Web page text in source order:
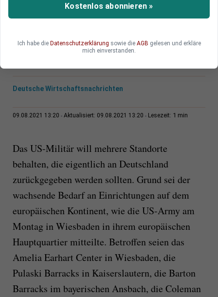
Das US-Militär will mehrere Standorte behalten,
die eigentlich an Deutschland zurückgegeben
anstehende Basis reaktiviert.
Deutsche Wirtschaftsnachrichten
09.08.2021 13:20 Aktualisiert: 09.08.2021 13:20 Lesezeit: 1 min
Das US-Militär will mehrere Standorte
behalten, die eigentlich an Deutschland
zurückgegeben werden sollten. Grund sei der
wachsende Bedarf an Einrichtungen auf dem
europäischen Kontinent, wie die US-Army am
Montag in Wiesbaden in ihrem europäischen
Hauptquartier mitteilte. Betroffen seien das
Amelia Earhart Center in Wiesbaden, die
Pulaski Barracks in Kaiserslautern, die Barton
Barracks im bayerischen Ansbach, die Coleman
Kostenlos abonnieren »
Ich habe die Datenschutzerklärung sowie die AGB gelesen und erkläre
mich einverstanden.